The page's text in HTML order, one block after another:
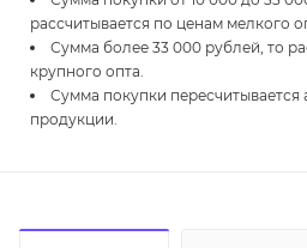
рассчитывается по ценам мелкого
Сумма более 33 000 рублей, то
крупного опта.
Сумма покупки пересчитывается
продукции.